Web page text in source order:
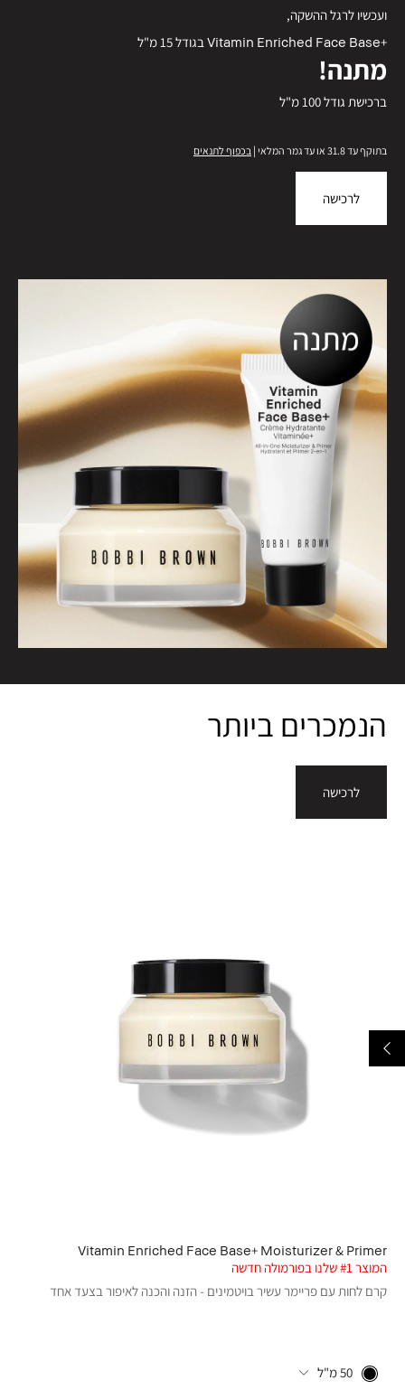
ועכשיו לרגל ההשקה,
+Vitamin Enriched Face Base בגודל 15 מ"ל
מתנה!
ברכישת גודל 100 מ"ל
בתוקף עד 31.8 או עד גמר המלאי | בכפוף לתנאים
לרכישה
הנמכרים ביותר
לרכישה
Vitamin Enriched Face Base+ Moisturizer & Primer
המוצר #1 שלנו בפורמולה חדשה
קרם לחות עם פריימר עשיר בויטמינים - הזנה והכנה לאיפור בצעד אחד
50 מ"ל